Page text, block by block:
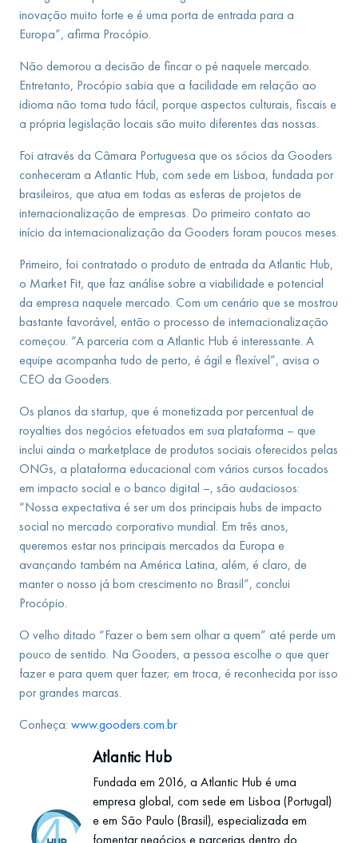
inovação muito forte e é uma porta de entrada para a
Europa”, afirma Procópio.
Não demorou a decisão de fincar o pé naquele mercado.
Entretanto, Procópio sabia que a facilidade em relação ao
idioma não torna tudo fácil, porque aspectos culturais, fiscais e
a própria legislação locais são muito diferentes das nossas.
Foi através da Câmara Portuguesa que os sócios da Gooders
conheceram a Atlantic Hub, com sede em Lisboa, fundada por
brasileiros, que atua em todas as esferas de projetos de
internacionalização de empresas. Do primeiro contato ao
início da internacionalização da Gooders foram poucos meses.
Primeiro, foi contratado o produto de entrada da Atlantic Hub,
o Market Fit, que faz análise sobre a viabilidade e potencial
da empresa naquele mercado. Com um cenário que se mostrou
bastante favorável, então o processo de internacionalização
começou. “A parceria com a Atlantic Hub é interessante. A
equipe acompanha tudo de perto, é ágil e flexível”, avisa o
CEO da Gooders.
Os planos da startup, que é monetizada por percentual de
royalties dos negócios efetuados em sua plataforma – que
inclui ainda o marketplace de produtos sociais oferecidos pelas
ONGs, a plataforma educacional com vários cursos focados
em impacto social e o banco digital –, são audaciosos:
“Nossa expectativa é ser um dos principais hubs de impacto
social no mercado corporativo mundial. Em três anos,
queremos estar nos principais mercados da Europa e
avançando também na América Latina, além, é claro, de
manter o nosso já bom crescimento no Brasil”, conclui
Procópio.
O velho ditado “Fazer o bem sem olhar a quem” até perde um
pouco de sentido. Na Gooders, a pessoa escolhe o que quer
fazer e para quem quer fazer; em troca, é reconhecida por isso
por grandes marcas.
Conheça: www.gooders.com.br
Atlantic Hub
Fundada em 2016, a Atlantic Hub é uma
empresa global, com sede em Lisboa (Portugal)
e em São Paulo (Brasil), especializada em
fomentar negócios e parcerias dentro do